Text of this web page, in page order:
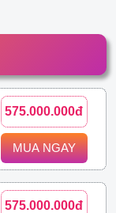
575.000.000đ
MUA NGAY
575.000.000đ